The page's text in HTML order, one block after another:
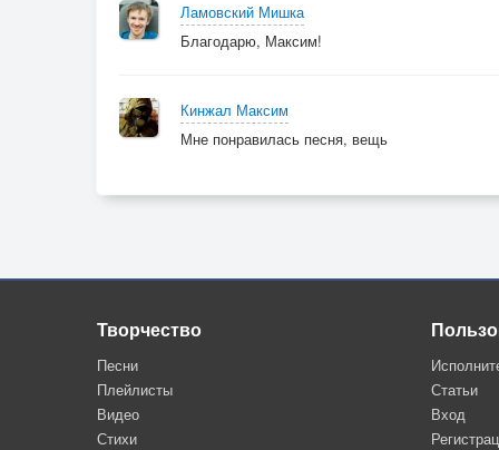
Ламовский Мишка
Благодарю, Максим!
Кинжал Максим
Мне понравилась песня, вещь
Творчество
Песни
Плейлисты
Видео
Стихи
Статьи
Вход